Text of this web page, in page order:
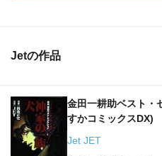
Jetの作品
金田一耕助ベスト・
すかコミックスDX)
Jet JET